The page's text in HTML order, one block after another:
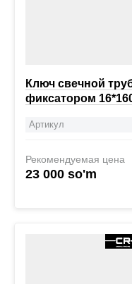
Ключ свечной
фиксатором
Артикул
Рекомендуемая цена
23 000 so'm